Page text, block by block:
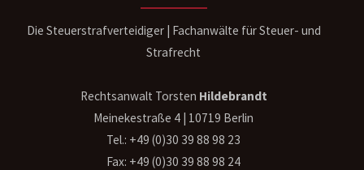
Die Steuerstrafverteidiger | Fachanwälte für Steuer- und
Strafrecht
Rechtsanwalt Torsten Hildebrandt
Meinekestraße 4 | 10719 Berlin
Tel.: +49 (0)30 39 88 98 23
Fax: +49 (0)30 39 88 98 24